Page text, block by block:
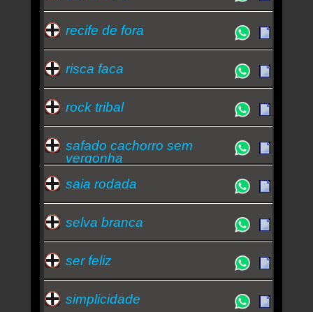
recife de fora
risca faca
rock tribal
safado cachorro sem
vergonha
saia rodada
selva branca
ser feliz
simplicidade